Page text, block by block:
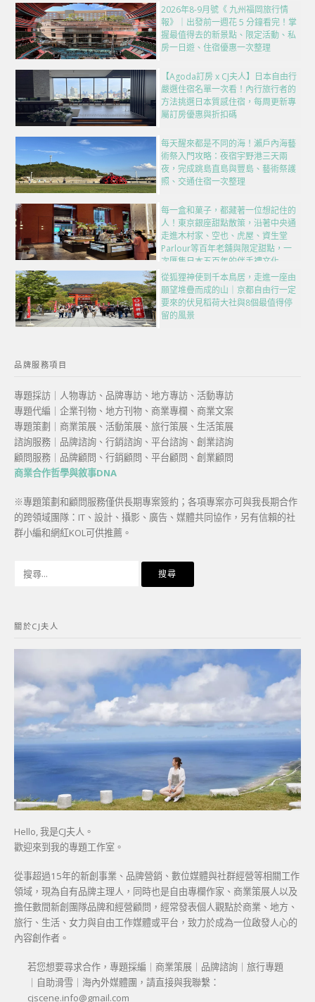
2026年8-9月號《 九州福岡旅行情
報》｜出發前一週花 5 分鐘看完！掌
握最值得去的新景點、限定活動、私
房一日遊、住宿優惠一次整理
【Agoda訂房 x CJ夫人】日本自由行
嚴選住宿名單一次看！內行旅行者的
方法挑選日本質感住宿，每周更新專
屬訂房優惠與折扣碼
每天醒來都是不同的海！瀨戶內海藝
術祭入門攻略：夜宿宇野港三天兩
夜，完成跳島直島與豐島、藝術祭護
照、交通住宿一次整理
每一盒和菓子，都藏著一位想記住的
人！東京銀座甜點散策，沿著中央通
走進木村家、空也、虎屋、資生堂
Parlour等百年老舖與限定甜點，一
次匯集日本五百年的伴手禮文化
從狐狸神使到千本鳥居，走進一座由
願望堆疊而成的山｜京都自由行一定
要來的伏見稻荷大社與8個最值得停
留的風景
品牌服務項目
專題採訪｜人物專訪、品牌專訪、地方專訪、活動專訪
專題代編｜企業刊物、地方刊物、商業專欄、商業文案
專題策劃｜商業策展、活動策展、旅行策展、生活策展
諮詢服務｜品牌諮詢、行銷諮詢、平台諮詢、創業諮詢
顧問服務｜品牌顧問、行銷顧問、平台顧問、創業顧問
商業合作哲學與敘事DNA
※專題策劃和顧問服務僅供長期專案簽約；各項專案亦可與我長期合作
的跨領域團隊：IT、設計、攝影、廣告、媒體共同協作，另有信賴的社
群小編和網紅KOL可供推薦。
字:
關於CJ夫人
Hello, 我是CJ夫人。
歡迎來到我的專題工作室。
從事超過15年的新創事業、品牌營銷、數位媒體與社群經營等相關工作
領域，現為自有品牌主理人，同時也是自由專欄作家、商業策展人以及
擔任數間新創團隊品牌和經營顧問，經常發表個人觀點於商業、地方、
旅行、生活、女力與自由工作媒體或平台，致力於成為一位啟發人心的
內容創作者。
若您想要尋求合作，專題採編｜商業策展｜品牌諮詢｜旅行專題
｜自助滑雪｜海內外媒體團，請直接與我聯繫：
cjscene.info@gmail.com